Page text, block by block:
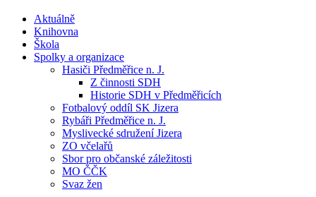
Aktuálně
Knihovna
Škola
Spolky a organizace
Hasiči Předměřice n. J.
Z činnosti SDH
Historie SDH v Předměřicích
Fotbalový oddíl SK Jizera
Rybáři Předměřice n. J.
Myslivecké sdružení Jizera
ZO včelařů
Sbor pro občanské záležitosti
MO ČČK
Svaz žen